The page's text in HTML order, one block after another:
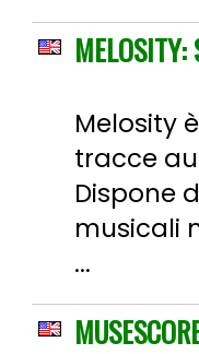
MELOSITY:
Melosity
tracce
Dispone
musicali
...